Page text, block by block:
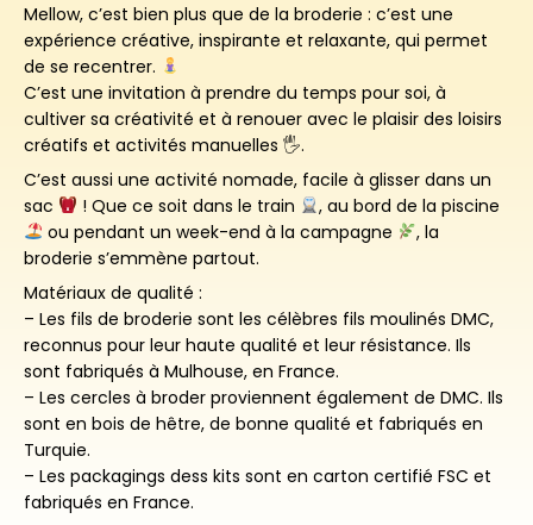
Mellow, c’est bien plus que de la broderie : c’est une
expérience créative, inspirante et relaxante, qui permet
de se recentrer.
C’est une invitation à prendre du temps pour soi, à
cultiver sa créativité et à renouer avec le plaisir des loisirs
créatifs et activités manuelles 🖐️.
C’est aussi une activité nomade, facile à glisser dans un
sac
! Que ce soit dans le train
, au bord de la piscine
ou pendant un week-end à la campagne
, la
broderie s’emmène partout.
Matériaux de qualité :
– Les fils de broderie sont les célèbres fils moulinés DMC,
reconnus pour leur haute qualité et leur résistance. Ils
sont fabriqués à Mulhouse, en France.
– Les cercles à broder proviennent également de DMC. Ils
sont en bois de hêtre, de bonne qualité et fabriqués en
Turquie.
– Les packagings dess kits sont en carton certifié FSC et
fabriqués en France.